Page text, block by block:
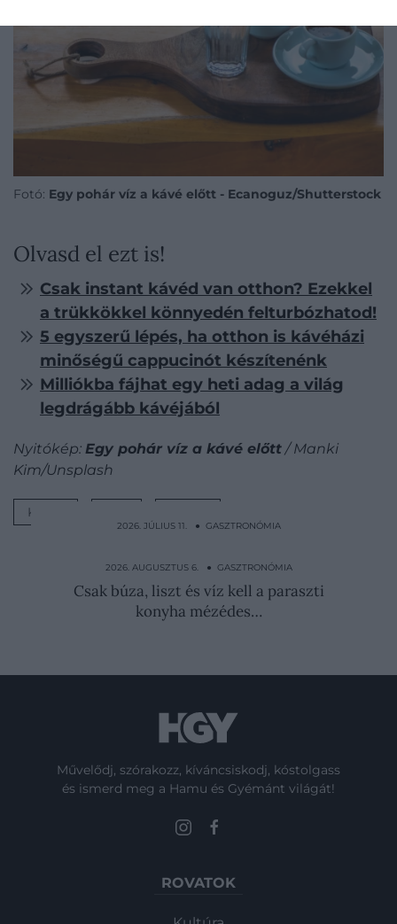
Fotó: Egy pohár víz a kávé előtt - Ecanoguz/Shutterstock
Olvasd el ezt is!
Csak instant kávéd van otthon? Ezekkel
a trükkökkel könnyedén felturbózhatod!
5 egyszerű lépés, ha otthon is kávéházi
minőségű cappucinót készítenénk
Milliókba fájhat egy heti adag a világ
legdrágább kávéjából
Nyitókép: Egy pohár víz a kávé előtt / Manki
Kim/Unsplash
KÁVÉ
2026. JÚLIUS 11. ● GASZTRONÓMIA
Közel sem biztos
2026. AUGUSZTUS 6. ● GASZTRONÓMIA
Csak búza, liszt és víz kell a paraszti
konyha mézédes…
Művelődj, szórakozz, kíváncsiskodj, kóstolgass
és ismerd meg a Hamu és Gyémánt világát!
ROVATOK